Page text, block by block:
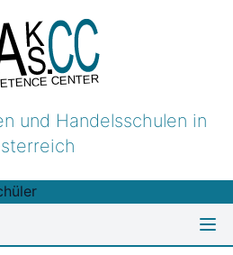
CENTER
und Handelsschulen in